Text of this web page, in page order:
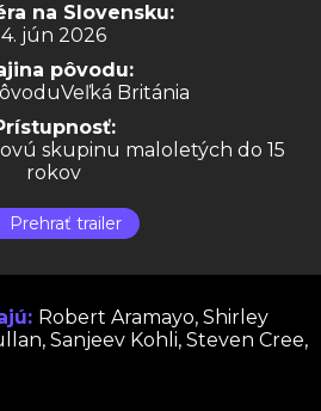
na Slovensku:
4. jún 2026
pôvodu:
Británia
skupinu maloletých do 15
rokov
Prehrať trailer
Robert Aramayo, Shirley
Sanjeev Kohli, Steven Cree,